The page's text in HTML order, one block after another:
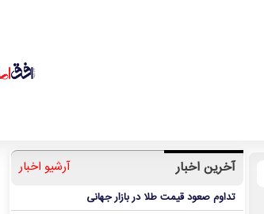
آخرین اخبار آرشیو اخبار
تداوم صعود قیمت طلا در بازار جهانی